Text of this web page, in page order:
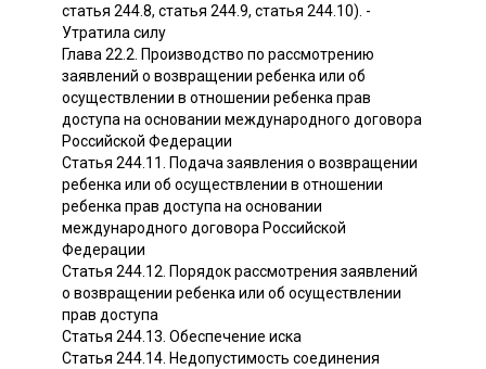
статья 244.8, статья 244.9, статья 244.10). -
Утратила силу
Глава 22.2. Производство по рассмотрению
заявлений о возвращении ребенка или об
осуществлении в отношении ребенка прав
доступа на основании международного договора
Российской Федерации
Статья 244.11. Подача заявления о возвращении
ребенка или об осуществлении в отношении
ребенка прав доступа на основании
международного договора Российской
Федерации
Статья 244.12. Порядок рассмотрения заявлений
о возвращении ребенка или об осуществлении
прав доступа
Статья 244.13. Обеспечение иска
Статья 244.14. Недопустимость соединения